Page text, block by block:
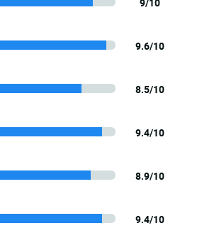
9.6/10
8.5/10
9.4/10
8.9/10
9.4/10